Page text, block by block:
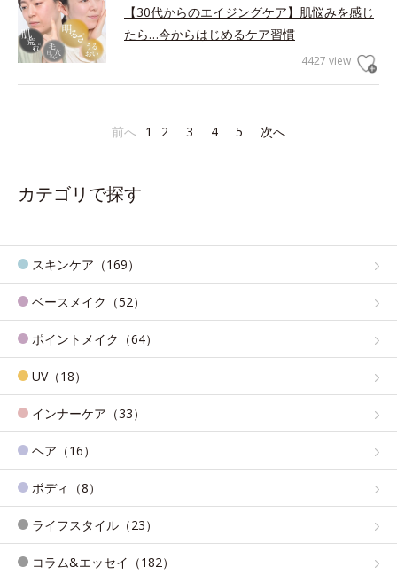
【30代からのエイジングケア】肌悩みを感じ
たら…今からはじめるケア習慣
4427 view
前へ 1 2 3 4 5 次へ
カテゴリで探す
スキンケア（169）
ベースメイク（52）
ポイントメイク（64）
UV（18）
インナーケア（33）
ヘア（16）
ボディ（8）
ライフスタイル（23）
コラム&エッセイ（182）